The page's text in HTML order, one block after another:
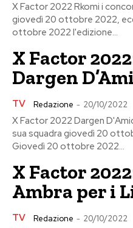
X Factor 2022 Rkomi i
giovedì 20 ottobre 2022,
ottobre 2022 l'edizione...
X Factor
Dargen
TV Redazione - 20/10/2022
X Factor 2022 Dargen
sua squadra giovedì 20
Giovedì 20 ottobre 2022...
X Factor
Ambra per i
TV Redazione - 20/10/2022